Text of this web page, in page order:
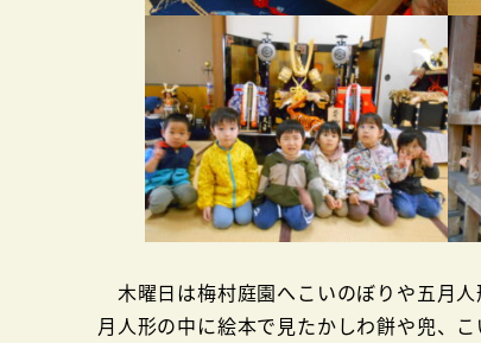
木曜日は梅村庭園へこいのぼりや五月
月人形の中に絵本で見たかしわ餅や兜、